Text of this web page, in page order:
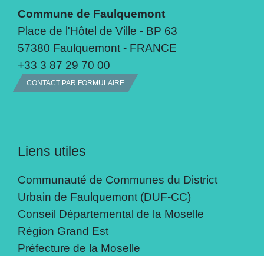
Commune de Faulquemont
Place de l'Hôtel de Ville - BP 63
57380 Faulquemont - FRANCE
+33 3 87 29 70 00
CONTACT PAR FORMULAIRE
Liens utiles
Communauté de Communes du District
Urbain de Faulquemont (DUF-CC)
Conseil Départemental de la Moselle
Région Grand Est
Préfecture de la Moselle